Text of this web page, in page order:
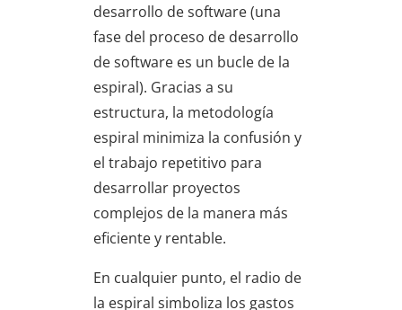
desarrollo de software (una
fase del proceso de desarrollo
de software es un bucle de la
espiral). Gracias a su
estructura, la metodología
espiral minimiza la confusión y
el trabajo repetitivo para
desarrollar proyectos
complejos de la manera más
eficiente y rentable.
En cualquier punto, el radio de
la espiral simboliza los gastos